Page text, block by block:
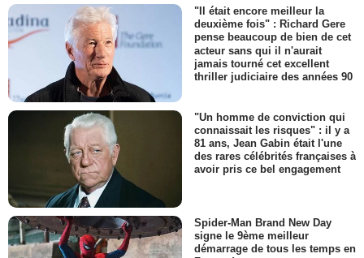
"Il était encore meilleur la
deuxième fois" : Richard Gere
pense beaucoup de bien de cet
acteur sans qui il n'aurait
jamais tourné cet excellent
thriller judiciaire des années 90
"Un homme de conviction qui
connaissait les risques" : il y a
81 ans, Jean Gabin était l'une
des rares célébrités françaises à
avoir pris ce bel engagement
Spider-Man Brand New Day
signe le 9ème meilleur
démarrage de tous les temps en